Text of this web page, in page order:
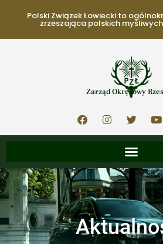
Polski Związek Łowiecki to
zrzeszająca polskich myśliwych
Zarząd Okręgowy